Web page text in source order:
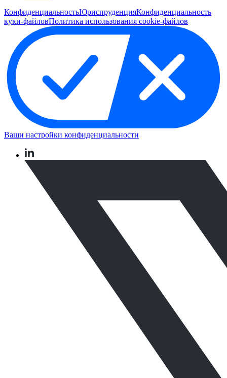
КонфиденциальностьЮриспруденцияКонфиденциальность
куки-файловПолитика использования cookie-файлов
Ваши настройки конфиденциальности